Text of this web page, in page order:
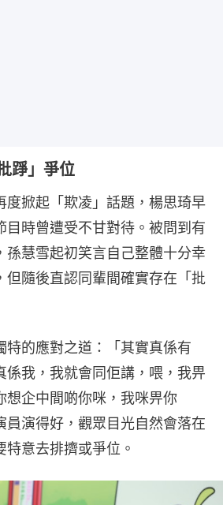
踭」爭位
度掀起「欺凌」話題，楊思琦早
目時曾遭受不甘對待。被問到有
孫慧雪起初笑言自己整體十分幸
但隨後直認同輩間確實存在「批
特的應對之道：「其實真係有
係我，我就會同佢講，喂，我畀
想企中間啲你咪，我咪畀你
員演得好，觀眾目光自然會落在
意去排擠或爭位。